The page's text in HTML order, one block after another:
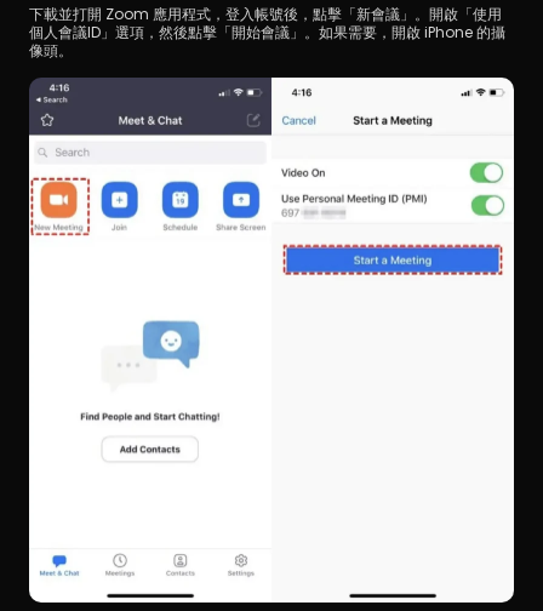
下載並打開 Zoom 應用程式，登入帳號後，點擊「新會議」。開啟「使用
個人會議ID」選項，然後點擊「開始會議」。如果需要，開啟 iPhone 的攝
像頭。